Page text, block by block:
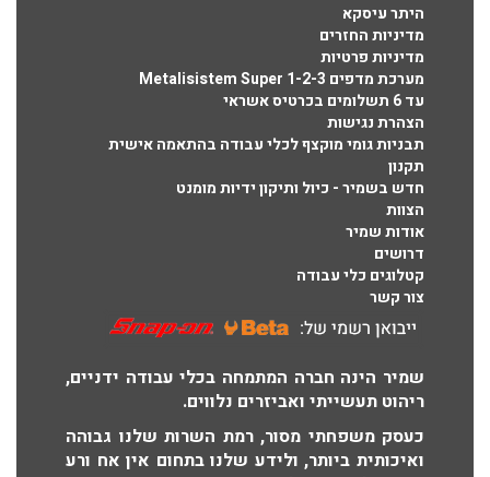
היתר עיסקא
מדיניות החזרים
מדיניות פרטיות
מערכת מדפים Metalisistem Super 1-2-3
עד 6 תשלומים בכרטיס אשראי
הצהרת נגישות
תבניות גומי מוקצף לכלי עבודה בהתאמה אישית
תקנון
חדש בשמיר - כיול ותיקון ידיות מומנט
הצוות
אודות שמיר
דרושים
קטלוגים כלי עבודה
צור קשר
שמיר הינה חברה המתמחה בכלי עבודה ידניים,
ריהוט תעשייתי ואביזרים נלווים.
כעסק משפחתי מסור, רמת השרות שלנו גבוהה
ואיכותית ביותר, ולידע שלנו בתחום אין אח ורע